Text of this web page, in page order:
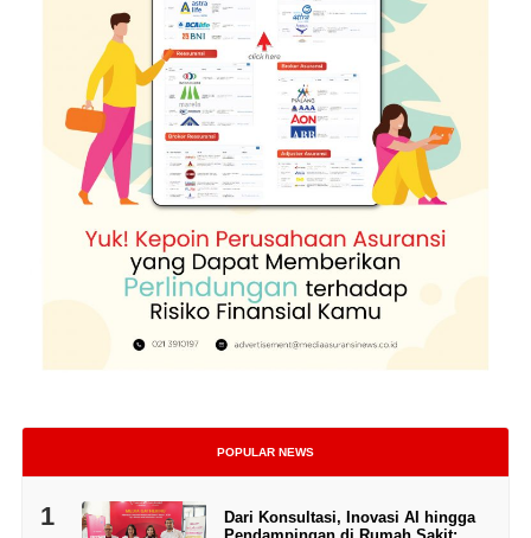
POPULAR NEWS
1
Dari Konsultasi, Inovasi AI hingga